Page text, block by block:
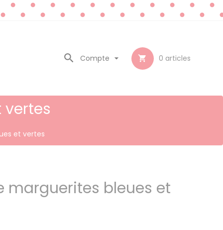
 0 articles
Compte 

et vertes
marguerites bleues et